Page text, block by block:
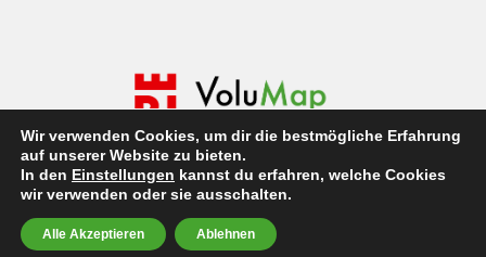
Datenschutz Impressum Kontakt
Wir verwenden Cookies, um dir die bestmögliche Erfahrung
auf unserer Website zu bieten.
In den Einstellungen kannst du erfahren, welche Cookies
wir verwenden oder sie ausschalten.
Alle Akzeptieren Ablehnen